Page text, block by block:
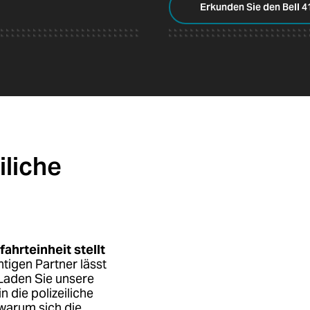
Erkunden Sie den Bell
stellt
Partner lässt
Sie unsere
die polizeiliche